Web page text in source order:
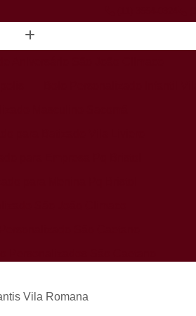
Perto de Mim Heliópolis
Vila Romana